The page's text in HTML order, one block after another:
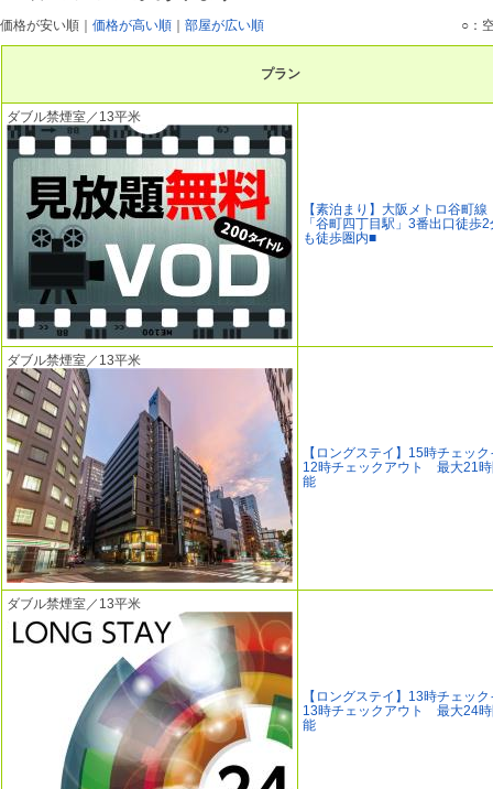
価格が安い順 価格が高い順 部屋が広い順 ○：
プラン
ダブル禁煙室／13平米
【素泊まり】大阪メトロ谷町線
「谷町四丁目駅」3番出口徒歩
も徒歩圏内■
ダブル禁煙室／13平米
【ロングステイ】15時チェッ
12時チェックアウト 最大21時
能
ダブル禁煙室／13平米
【ロングステイ】13時チェッ
13時チェックアウト 最大24時
能